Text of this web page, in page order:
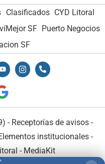
Clasificados CYD Litoral
SF Puerto Negocios
SF
- Receptorías de avisos -
institucionales-
- MediaKit